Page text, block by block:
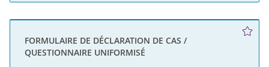
FORMULAIRE DE DÉCLARATION DE CAS /
QUESTIONNAIRE UNIFORMISÉ